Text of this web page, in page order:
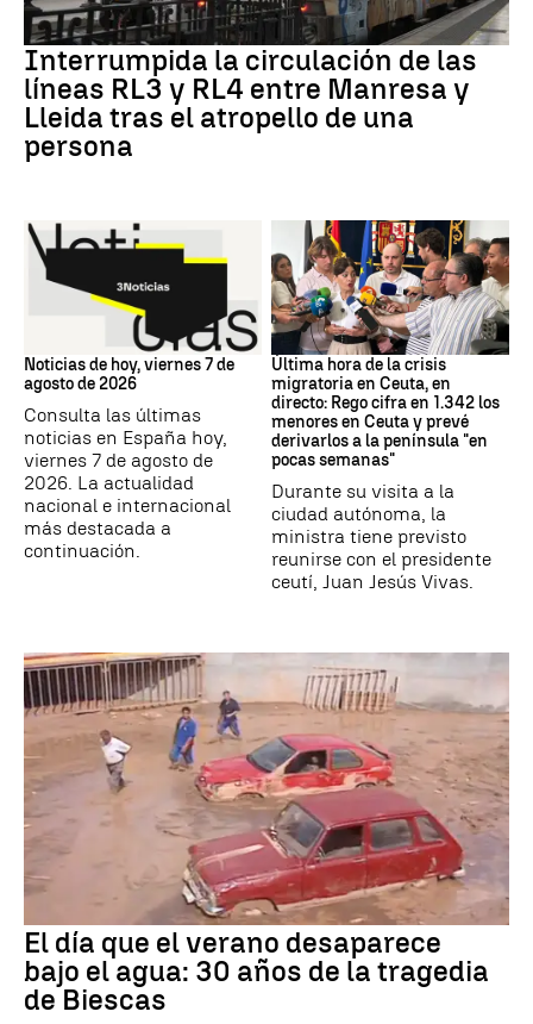
RODALÍES
Interrumpida la circulación de las
líneas RL3 y RL4 entre Manresa y
Lleida tras el atropello de una
persona
Noticias de hoy, viernes 7 de
agosto de 2026
Consulta las últimas
noticias en España hoy,
viernes 7 de agosto de
2026. La actualidad
nacional e internacional
más destacada a
continuación.
Crisis migratoria
Última hora de la crisis
migratoria en Ceuta, en
directo: Rego cifra en 1.342 los
menores en Ceuta y prevé
derivarlos a la península "en
pocas semanas"
Durante su visita a la
ciudad autónoma, la
ministra tiene previsto
reunirse con el presidente
ceutí, Juan Jesús Vivas.
El día que el verano desaparece
bajo el agua: 30 años de la tragedia
de Biescas